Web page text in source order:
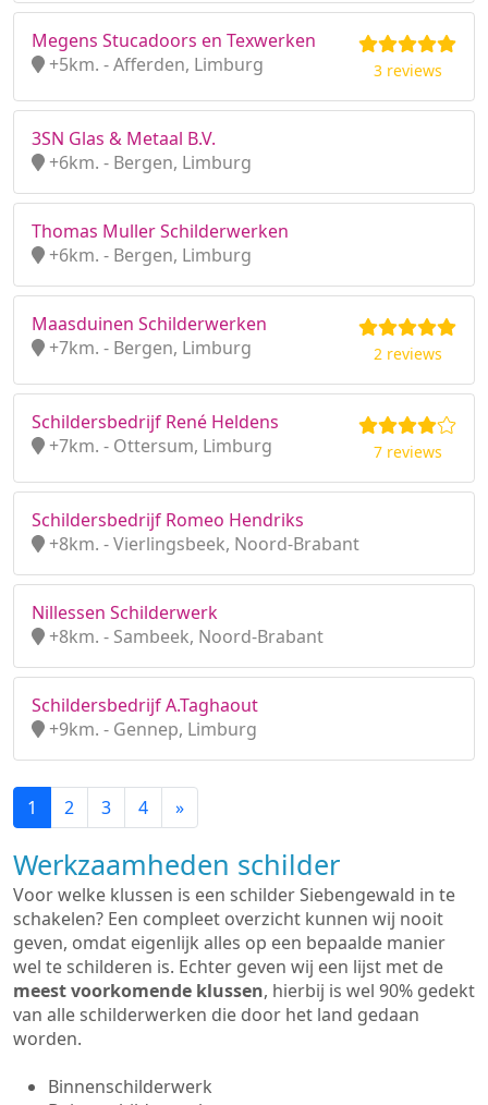
Megens Stucadoors en Texwerken
+5km. - Afferden, Limburg
3 reviews
3SN Glas & Metaal B.V.
+6km. - Bergen, Limburg
Thomas Muller Schilderwerken
+6km. - Bergen, Limburg
Maasduinen Schilderwerken
+7km. - Bergen, Limburg
2 reviews
Schildersbedrijf René Heldens
+7km. - Ottersum, Limburg
7 reviews
Schildersbedrijf Romeo Hendriks
+8km. - Vierlingsbeek, Noord-Brabant
Nillessen Schilderwerk
+8km. - Sambeek, Noord-Brabant
Schildersbedrijf A.Taghaout
+9km. - Gennep, Limburg
1 2 3 4 »
Werkzaamheden schilder
Voor welke klussen is een schilder Siebengewald in te
schakelen? Een compleet overzicht kunnen wij nooit
geven, omdat eigenlijk alles op een bepaalde manier
wel te schilderen is. Echter geven wij een lijst met de
meest voorkomende klussen, hierbij is wel 90% gedekt
van alle schilderwerken die door het land gedaan
worden.
Binnenschilderwerk